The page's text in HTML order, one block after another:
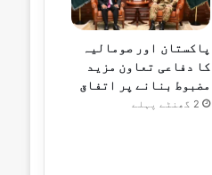
پاکستان اور صومالیہ
کا دفاعی تعاون مزید
مضبوط بنانے پر اتفاق
2 گھنٹے پہلے